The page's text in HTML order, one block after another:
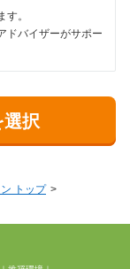
。
ドバイザーがサポー
択
トップ